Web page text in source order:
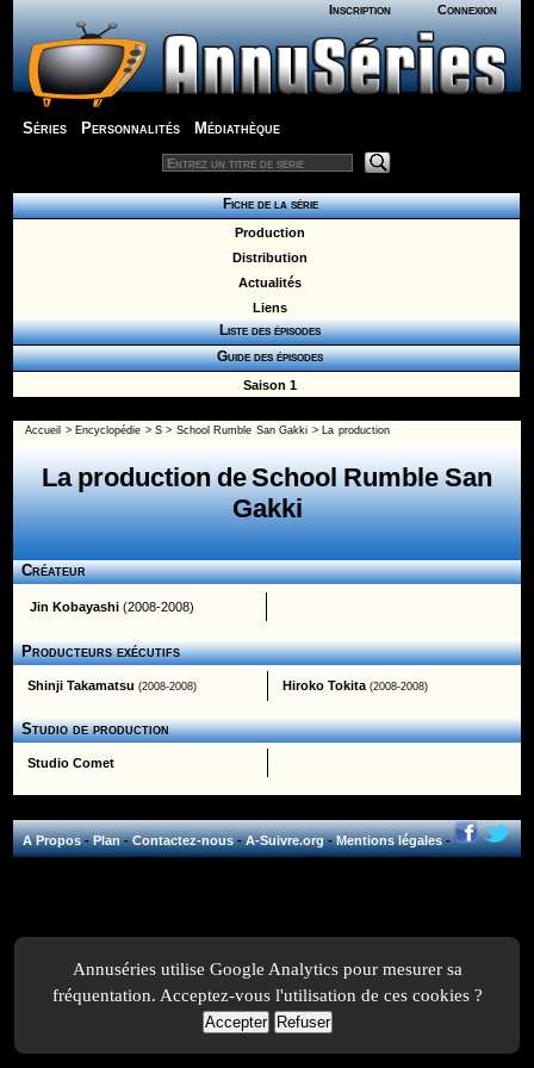
Inscription Connexion
Séries Personnalités Médiathèque
Fiche de la série
Production
Distribution
Actualités
Liens
Liste des épisodes
Guide des épisodes
Saison 1
Accueil > Encyclopédie >S > School Rumble San Gakki > La production
La production de School Rumble San
Gakki
Créateur
Jin Kobayashi (2008-2008)
Producteurs exécutifs
Shinji Takamatsu (2008-2008) Hiroko Tokita (2008-2008)
Studio de production
Studio Comet
A Propos-Plan-Contactez-nous-A-Suivre.org-Mentions légales-
Annuséries utilise Google Analytics pour mesurer sa
fréquentation. Acceptez-vous l'utilisation de ces cookies ?
Accepter Refuser